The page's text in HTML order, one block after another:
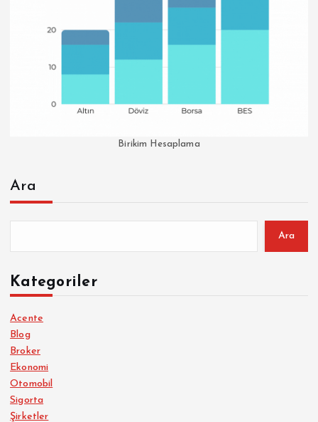
Birikim Hesaplama
Ara
Ara
Kategoriler
Acente
Blog
Broker
Ekonomi
Otomobil
Sigorta
Şirketler